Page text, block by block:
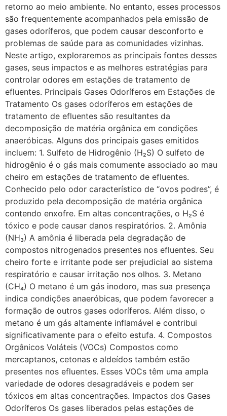
retorno ao meio ambiente. No entanto, esses processos
são frequentemente acompanhados pela emissão de
gases odoríferos, que podem causar desconforto e
problemas de saúde para as comunidades vizinhas.
Neste artigo, exploraremos as principais fontes desses
gases, seus impactos e as melhores estratégias para
controlar odores em estações de tratamento de
efluentes. Principais Gases Odoríferos em Estações de
Tratamento Os gases odoríferos em estações de
tratamento de efluentes são resultantes da
decomposição de matéria orgânica em condições
anaeróbicas. Alguns dos principais gases emitidos
incluem: 1. Sulfeto de Hidrogênio (H₂S) O sulfeto de
hidrogênio é o gás mais comumente associado ao mau
cheiro em estações de tratamento de efluentes.
Conhecido pelo odor característico de “ovos podres”, é
produzido pela decomposição de matéria orgânica
contendo enxofre. Em altas concentrações, o H₂S é
tóxico e pode causar danos respiratórios. 2. Amônia
(NH₃) A amônia é liberada pela degradação de
compostos nitrogenados presentes nos efluentes. Seu
cheiro forte e irritante pode ser prejudicial ao sistema
respiratório e causar irritação nos olhos. 3. Metano
(CH₄) O metano é um gás inodoro, mas sua presença
indica condições anaeróbicas, que podem favorecer a
formação de outros gases odoríferos. Além disso, o
metano é um gás altamente inflamável e contribui
significativamente para o efeito estufa. 4. Compostos
Orgânicos Voláteis (VOCs) Compostos como
mercaptanos, cetonas e aldeídos também estão
presentes nos efluentes. Esses VOCs têm uma ampla
variedade de odores desagradáveis e podem ser
tóxicos em altas concentrações. Impactos dos Gases
Odoríferos Os gases liberados pelas estações de